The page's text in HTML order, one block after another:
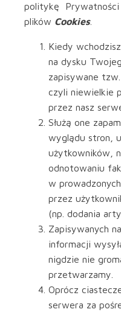
politykę Prywatności
plików Cookies.
Kiedy
na dysku
zapisywane
czyli niewielkie
przez nasz
Służą one
wyglądu stron,
użytkowników,
odnotowaniu
w
przez
(np. dodania
Zapisywanych
informacji
nigdzie nie
przetwarzamy.
Oprócz
serwera za